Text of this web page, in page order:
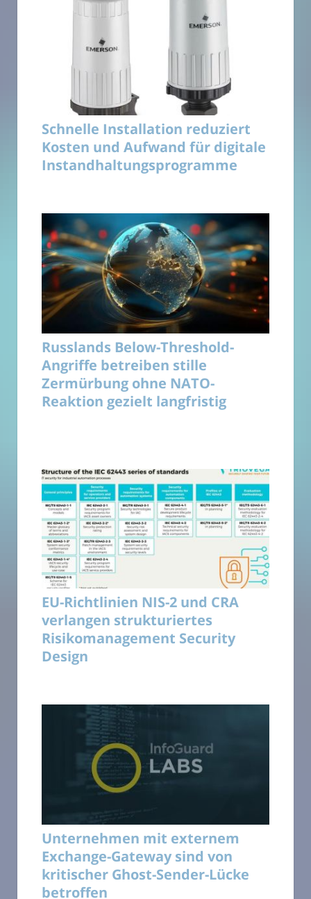
Schnelle Installation reduziert
Kosten und Aufwand für digitale
Instandhaltungsprogramme
Russlands Below-Threshold-
Angriffe betreiben stille
Zermürbung ohne NATO-
Reaktion gezielt langfristig
EU-Richtlinien NIS-2 und CRA
verlangen strukturiertes
Risikomanagement Security
Design
Unternehmen mit externem
Exchange-Gateway sind von
kritischer Ghost-Sender-Lücke
betroffen